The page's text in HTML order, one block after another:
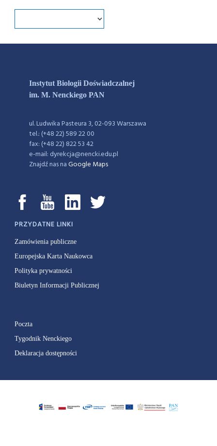
Instytut Biologii Doświadczalnej
im. M. Nenckiego PAN
ul. Ludwika Pasteura 3, 02-093 Warszawa
tel.: (+48 22) 589 22 00
fax: (+48 22) 822 53 42
e-mail: dyrekcja@nencki.edu.pl
Znajdź nas naGoogle Maps
PRZYDATNE LINKI
Zamówienia publiczne
Europejska Karta Naukowca
Polityka prywatności
Biuletyn Informacji Publicznej
Poczta
Tygodnik Nenckiego
Deklaracja dostępności